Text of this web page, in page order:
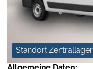
Standort Zentrallager
Allgemeine Daten: